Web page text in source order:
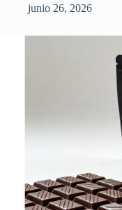
junio 26, 2026